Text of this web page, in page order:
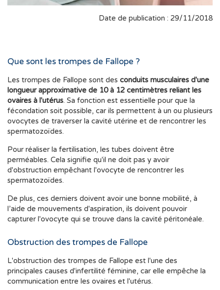
Date de publication : 29/11/2018
Que sont les trompes de Fallope ?
Les trompes de Fallope sont des conduits musculaires d'une
longueur approximative de 10 à 12 centimètres reliant les
ovaires à l'utérus. Sa fonction est essentielle pour que la
fécondation soit possible, car ils permettent à un ou plusieurs
ovocytes de traverser la cavité utérine et de rencontrer les
spermatozoïdes.
Pour réaliser la fertilisation, les tubes doivent être
perméables. Cela signifie qu'il ne doit pas y avoir
d'obstruction empêchant l'ovocyte de rencontrer les
spermatozoïdes.
De plus, ces derniers doivent avoir une bonne mobilité, à
l’aide de mouvements d'aspiration, ils doivent pouvoir
capturer l'ovocyte qui se trouve dans la cavité péritonéale.
Obstruction des trompes de Fallope
L'obstruction des trompes de Fallope est l'une des
principales causes d'infertilité féminine, car elle empêche la
communication entre les ovaires et l'utérus.